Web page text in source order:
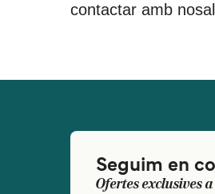
contactar amb
Seguim en
Ofertes exclusives